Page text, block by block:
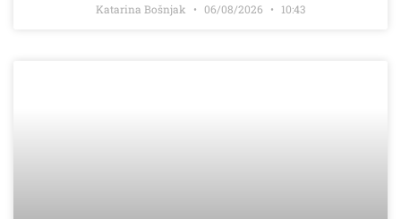
Katarina Bošnjak 06/08/2026 10:43